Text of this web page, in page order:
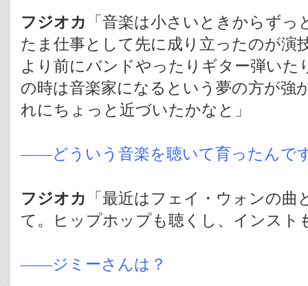
フジオカ
「音楽は小さいときからず
たま仕事として先に成り立ったのが
より前にバンドやったりギター弾いた
の時は音楽家になるという夢の方が強
れにちょっと近づいたかなと」
――どういう音楽を聴いて育ったんで
フジオカ
「最近はフェイ・ウォンの
て。ヒップホップも聴くし、インスト
――ジミーさんは？